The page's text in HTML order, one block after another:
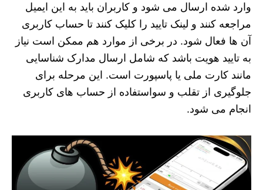
وارد شده ارسال می‌ شود و کاربران باید به این ایمیل
مراجعه کنند و لینک تایید را کلیک کنند تا حساب کاربری
آن‌ ها فعال شود. در برخی از موارد هم ممکن است نیاز
به تایید هویت باشد که شامل ارسال مدارک شناسایی
مانند کارت ملی یا پاسپورت است. این مرحله برای
جلوگیری از تقلب و سواستفاده از حساب‌ های کاربری
انجام می‌ شود.